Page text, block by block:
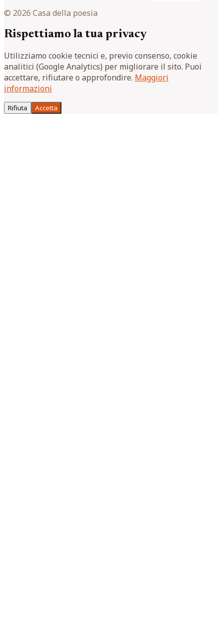
© 2026 Casa della poesia
Rispettiamo la tua privacy
Utilizziamo cookie tecnici e, previo consenso, cookie
analitici (Google Analytics) per migliorare il sito. Puoi
accettare, rifiutare o approfondire. Maggiori
informazioni
Rifiuta Accetta